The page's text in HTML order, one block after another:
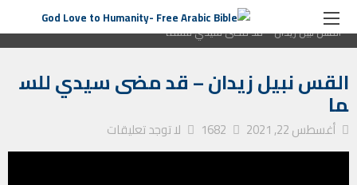
الصفحة الرئيسية
ترانيم كنيسة
القس نبيل زيدان – قد مضى سيدي للسما
القس نبيل زيدان – قد مضى سيدي للس
ما
أغسطس 22, 2021 1682 لا توجد تعليقات